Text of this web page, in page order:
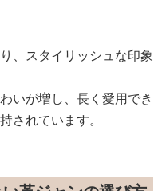
、スタイリッシュな印象
いが増し、長く愛用でき
されています。